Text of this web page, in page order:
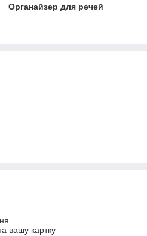
Органайзер для речей
вашу картку